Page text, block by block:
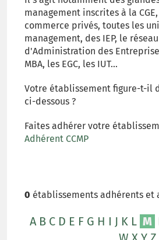
management inscrites à la
commerce privés, toutes les
management, des IEP, le
d'Administration des
MBA, les EGC, les IUT...
Votre établissement figure-t-il
ci-dessous ?
Faites adhérer votre
Adhérent CCMP
0 établissements adhérents et
A B C D E F G H I J K L M